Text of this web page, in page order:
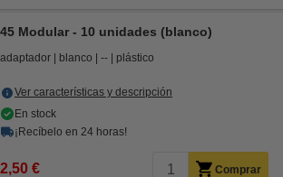
Modular - 10 unidades (blanco)
adaptador blanco -- plástico
Ver características y descripción
En stock
¡Recíbelo en 24 horas!
2,50 € Comprar